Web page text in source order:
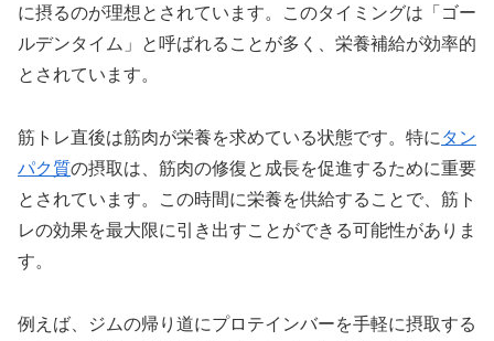
に摂るのが理想とされています。このタイミングは「ゴー
ルデンタイム」と呼ばれることが多く、栄養補給が効率的
とされています。
筋トレ直後は筋肉が栄養を求めている状態です。特に タン
パク質の摂取は、筋肉の修復と成長を促進するために重要
とされています。この時間に栄養を供給することで、筋ト
レの効果を最大限に引き出すことができる可能性がありま
す。
例えば、ジムの帰り道にプロテインバーを手軽に摂取する